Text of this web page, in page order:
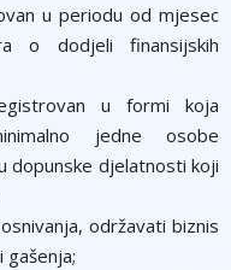
u periodu od mjesec
o dodjeli finansijskih
u formi koja
jedne osobe
dopunske djelatnosti koji
održavati biznis
gašenja;